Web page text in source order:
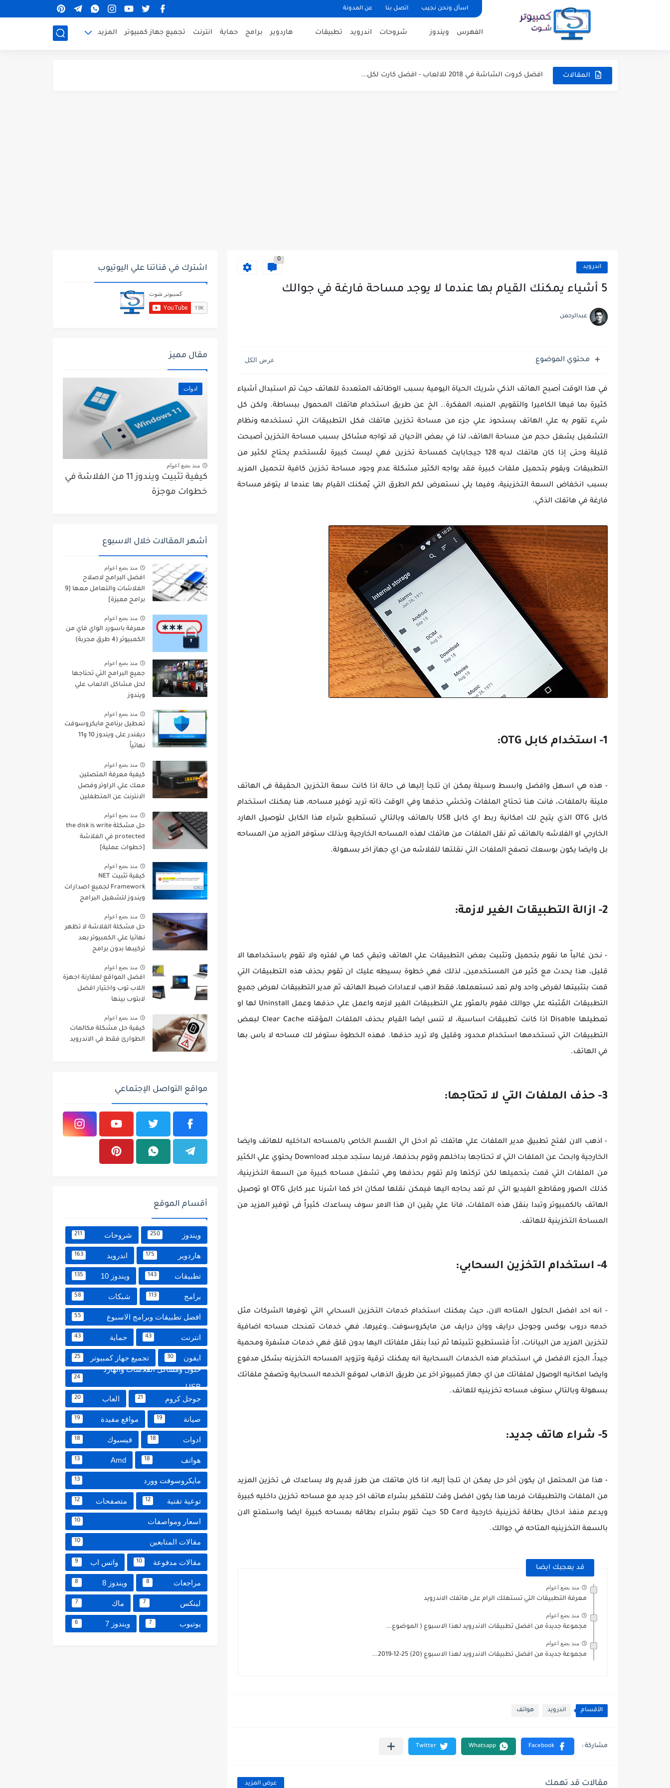
اسأل ونحن نجيب اتصل بنا عن المدونة
الفهرس ويندوز شروحات اندرويد تطبيقات هاردوير برامج حماية انترنت تجميع جهاز كمبيوتر المزيد
المقالات افضل كروت الشاشة في 2018 للالعاب - افضل كارت لكل...
اندرويد
0
5 أشياء يمكنك القيام بها عندما لا يوجد مساحة فارغة في جوالك
عبدالرحمن
محتوي الموضوع
في هذا الوقت أصبح الهاتف الذكي شريك الحياة اليومية بسبب الوظائف المتعددة للهاتف حيث تم استبدال أشياء
كثيرة بما فيها الكاميرا والتقويم، المنبه، المفكرة.. الخ عن طريق استخدام هاتفك المحمول ببساطة. ولكن كل
شيء تقوم به علي الهاتف يستحوذ علي جزء من مساحة تخزين هاتفك فكل التطبيقات التي تستخدمه ونظام
التشغيل يشغل حجم من مساحة الهاتف، لذا في بعض الأحيان قد تواجه مشاكل بسبب مساحة التخزين أصبحت
قليلة وحتى إذا كان هاتفك لديه 128 جيجابايت كمساحة تخزين فهي ليست كبيرة لمُستخدم يحتاج لكثير من
التطبيقات ويقوم بتحميل ملفات كبيرة فقد يواجه الكثير مشكلة عدم وجود مساحة تخزين كافية لتحميل المزيد
بسبب انخفاض السعة التخزينية، وفيما يلي نستعرض لكم الطرق التي يُمكنك القيام بها عندما لا يتوفر مساحة
فارغة في هاتفك الذكي.
1- استخدام كابل OTG:
- هذه هي اسهل وافضل وابسط وسيلة يمكن ان تلجأ إليها فى حالة اذا كانت سعة التخزين الحقيقة فى الهاتف
مليئة بالملفات، فانت هنا تحتاج الملفات وتخشي حذفها وفي الوقت ذاته تريد توفير مساحه، هنا يمكنك استخدام
كابل OTG الذي يتيح لك امكانية ربط اي كابل USB بالهاتف وبالتالي تستطيع شراء هذا الكابل لتوصيل الهارد
الخارجي او الفلاشه بالهاتف ثم نقل الملفات من هاتفك لهذه المساحه الخارجية وبذلك ستوفر المزيد من المساحه
بل وايضا يكون بوسعك تصفح الملفات التي نقلتها للفلاشه من اي جهاز اخر بسهولة.
2- ازالة التطبيقات الغير لازمة:
- نحن غالباً ما نقوم بتحميل وتثبيت بعض التطبيقات علي الهاتف وتبقي كما هي لفتره ولا تقوم باستخدامها الا
قليل، هذا يحدث مع كثير من المستخدمين، لذلك فهي خطوة بسيطه عليك ان تقوم بحذف هذه التطبيقات التي
قمت بتثبيتها لغرض واحد ولم تعد تستعملها، فقط اذهب لاعدادات ضبط الهاتف ثم مدير التطبيقات لعرض جميع
التطبيقات المُثبته علي جوالك فقوم بالعثور علي التطبيقات الغير لازمه واعمل علي حذفها وعمل Uninstall لها او
تعطيلها Disable اذا كانت تطبيقات اساسية، لا تنس ايضا القيام بحذف الملفات المؤقته Clear Cache لبعض
التطبيقات التي تستخدمها استخدام محدود وقليل ولا تريد حذفها. فهذه الخطوة ستوفر لك مساحه لا باس بها
في الهاتف.
3- حذف الملفات التي لا تحتاجها:
- اذهب الان لفتح تطبيق مدير الملفات علي هاتفك ثم ادخل الي القسم الخاص بالمساحه الداخليه للهاتف وايضا
الخارجية وابحث عن الملفات التي لا تحتاجها بداخلهم وقوم بحذفها، فربما ستجد مجلد Download يحتوي علي الكثير
من الملفات التي قمت بتحميلها لكن تركتها ولم تقوم بحذفها وهي تشغل مساحه كبيرة من السعة التخزينية،
كذلك الصور ومقاطع الفيديو التي لم تعد بحاجه اليها فيمكن نقلها لمكان اخر كما اشرنا عبر كابل OTG او توصيل
الهاتف بالكمبيوتر وتبدا بنقل هذه الملفات، فانا علي يقين ان هذا الامر سوف يساعدك كثيراً فى توفير المزيد من
المساحة التخزينية للهاتف.
4- استخدام التخزين السحابي:
- انه احد افضل الحلول المتاحه الان، حيث يمكنك استخدام خدمات التخزين السحابي التي توفرها الشركات مثل
خدمه دروب بوكس وجوجل درايف ووان درايف من مايكروسوفت..وغيرها، فهي خدمات تمنحك مساحه اضافية
لتخزين المزيد من البيانات، اذاً فتستطيع تثبيتها ثم تبدأ بنقل ملفاتك اليها بدون قلق فهي خدمات مشفرة ومحمية
جيداً، الجزء الافضل في استخدام هذه الخدمات السحابية انه يمكنك ترقية وتزويد المساحه التخزينه بشكل مدفوع
وايضا امكانيه الوصول لملفاتك من اي جهاز كمبيوتر اخر عن طريق الذهاب لموقع الخدمه السحابية وتصفح ملفاتك
بسهولة وبالتالي ستوف مساحه تخزينيه للهاتف.
5- شراء هاتف جديد:
- هذا من المحتمل ان يكون أخر حل يمكن ان تلجأ إليه، اذا كان هاتفك من طرز قديم ولا يساعدك فى تخزين المزيد
من الملفات والتطبيقات فربما هذا يكون افضل وقت للتفكير بشراء هاتف اخر جديد مع مساحه تخزين داخليه كبيرة
ويدعم منفذ ادخال بطاقة تخزينية خارجية SD Card حيث تقوم بشراء بطاقه بمساحه كبيرة ايضا واستمتع الان
بالسعة التخزينيه المتاحه في جوالك.
قد يعجبك ايضا
منذ بضع اعوام
معرفة التطبيقات التي تستهلك الرام على هاتفك الاندرويد
منذ بضع اعوام
مجموعة جديدة من افضل تطبيقات الاندرويد لهذا الاسبوع ( الموضوع...
منذ بضع اعوام
مجموعة جديدة من افضل تطبيقات الاندرويد لهذا الاسبوع (20) 25-12-2019...
الأقسام اندرويد هواتف
مقالات قد تهمك عرض المزيد
اشترك في قناتنا علي اليوتيوب
مقال مميز
ادوات
منذ بضع اعوام
كيفية تثبيت ويندوز 11 من الفلاشة في
خطوات موجزة
أشهر المقالات خلال الاسبوع
منذ بضع اعوام
افضل البرامج لاصلاح
الفلاشات والتعامل معها [9
برامج مميزة]
منذ بضع اعوام
معرفة باسورد الواي فاي من
الكمبيوتر (4 طرق مجربة)
منذ بضع اعوام
جميع البرامج التي تحتاجها
لحل مشاكل الالعاب علي
ويندوز
منذ بضع اعوام
تعطيل برنامج مايكروسوفت
ديفندر على ويندوز 10 و11
نهائياً
منذ بضع اعوام
كيفية معرفة المتصلين
معك علي الراوتر وفصل
الانترنت عن المتطفلين
منذ بضع اعوام
حل مشكلة the disk is write
protected في الفلاشة
[خطوات عملية]
منذ بضع اعوام
كيفية تثبيت NET
Framework لجميع اصدارات
ويندوز لتشغيل البرامج
منذ بضع اعوام
حل مشكلة الفلاشة لا تظهر
نهائيا علي الكمبيوتر بعد
تركيبها بدون برامج
منذ بضع اعوام
افضل المواقع لمقارنة اجهزة
اللاب توب واختيار افضل
لابتوب بينها
منذ بضع اعوام
كيفية حل مشكلة مكالمات
الطوارئ فقط في الاندرويد
مواقع التواصل الإجتماعي
أقسام الموقع
ويندوز 250 شروحات 211
هاردوير 175 اندرويد 163
تطبيقات 143 ويندوز 10 135
برامج 113 شبكات 58
افضل تطبيقات وبرامج الاسبوع 55
انترنت 43 حماية 43
ايفون 30 تجميع جهاز كمبيوتر 25
حلول ومشاكل الفلاشات والهارد
USB
24
جوجل كروم 21 العاب 20
صيانة 19 مواقع مفيدة 19
ادوات 18 فيسبوك 18
هواتف 18
Amd
13
مايكروسوفت وورد 13
توعية تقنية 12 متصفحات 12
اسعار ومواصفات 10
مقالات المتابعين 10
مقالات مدفوعة 10 واتس اب 9
مراجعات 8 ويندوز 8 8
لينكس 7 ماك 7
يوتيوب 7 ويندوز 7 6